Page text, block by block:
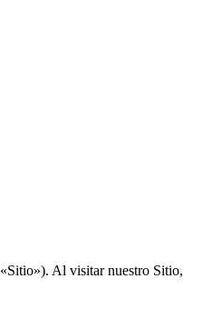
Al visitar nuestro Sitio,